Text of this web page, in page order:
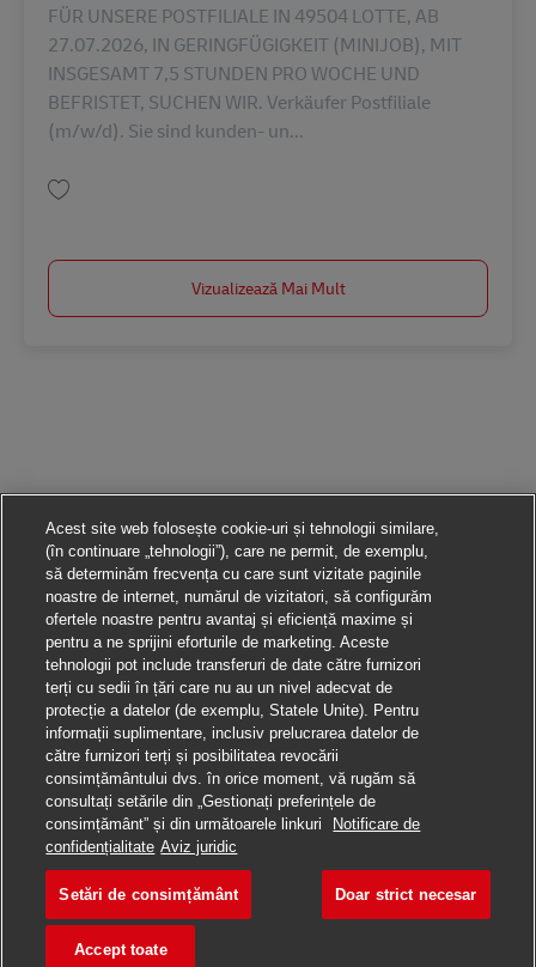
Aplică pentru această poziție
Salvare loc de muncă
FÜR UNSERE POSTFILIALE IN 49504 LOTTE, AB
27.07.2026, IN GERINGFÜGIGKEIT (MINIJOB), MIT
INSGESAMT 7,5 STUNDEN PRO WOCHE UND
BEFRISTET, SUCHEN WIR. Verkäufer Postfiliale
(m/w/d). Sie sind kunden- un...
Vizualizează Mai Mult
Acest site web folosește cookie-uri și tehnologii similare,
(în continuare „tehnologii”), care ne permit, de exemplu,
să determinăm frecvența cu care sunt vizitate paginile
noastre de internet, numărul de vizitatori, să configurăm
ofertele noastre pentru avantaj și eficiență maxime și
pentru a ne sprijini eforturile de marketing. Aceste
tehnologii pot include transferuri de date către furnizori
terți cu sedii în țări care nu au un nivel adecvat de
protecție a datelor (de exemplu, Statele Unite). Pentru
informații suplimentare, inclusiv prelucrarea datelor de
către furnizori terți și posibilitatea revocării
consimțământului dvs. în orice moment, vă rugăm să
consultați setările din „Gestionați preferințele de
consimțământ” și din următoarele linkuri
Notificare de
confidențialitate Aviz juridic
Setări de consimțământ Doar strict necesar
Accept toate